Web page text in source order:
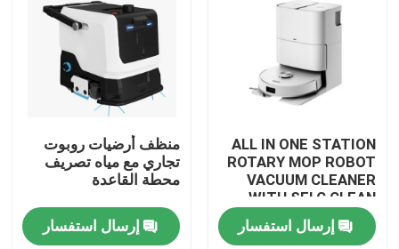
رقابة جودة
اطلب اقتباس
منظف ​​نوافذ الروبوت
ALL IN ONE STATION
ROTARY MOP ROBOT
VACUUM CLEANER
WITH SELC CLEAN
MOP
إرسال استفسار
منظف أرضيات روبوت
تجاري مع مياه تصريف
محطة القاعدة
إرسال استفسار